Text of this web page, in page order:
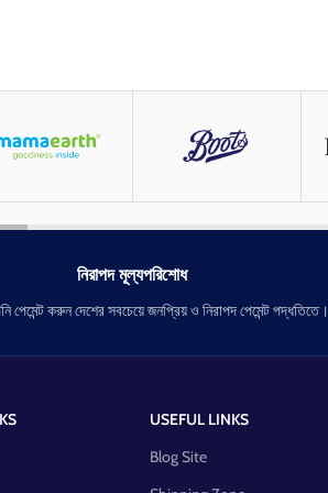
নিরাপদ মূল্যপরিশোধ
পেমেন্ট করুন দেশের সবচেয়ে জনপ্রিয় ও নিরাপদ পেমেন্ট পদ্ধতিতে।
USEFUL LINKS
Blog Site